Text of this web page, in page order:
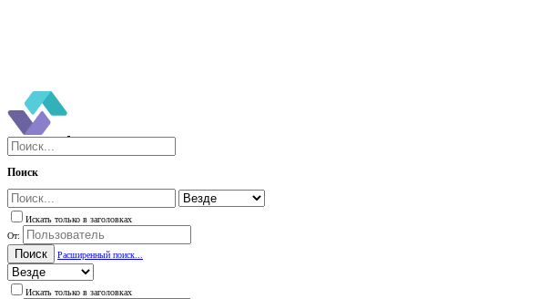
Поиск
Искать только в заголовках
От:
Поиск Расширенный поиск...
Искать только в заголовках